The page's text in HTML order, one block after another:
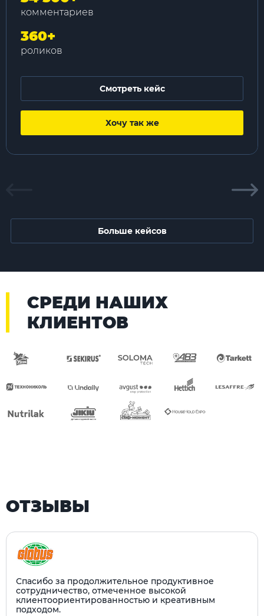
комментариев
360+
роликов
Смотреть кейс
Хочу так же
Больше кейсов
СРЕДИ НАШИХ
КЛИЕНТОВ
ОТЗЫВЫ
Спасибо за продолжительное продуктивное
сотрудничество, отмеченное высокой
клиентоориентированностью и креативным
подходом.